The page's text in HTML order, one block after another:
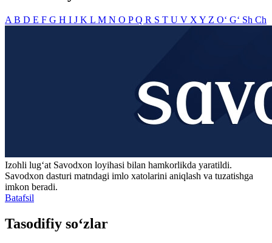
A B D E F G H I J K L M N O PQ R S T U V X Y Z O‘ G‘ Sh Ch
Izohli lugʻat Savodxon loyihasi bilan hamkorlikda yaratildi.
Savodxon dasturi matndagi imlo xatolarini aniqlash va tuzatishga
imkon beradi.
Batafsil
Tasodifiy so‘zlar